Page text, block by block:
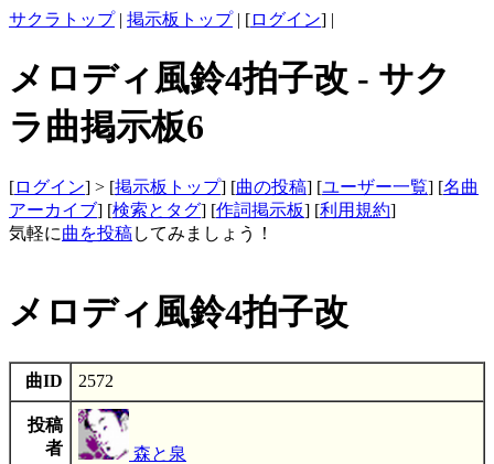
サクラトップ| 掲示板トップ| [ログイン] |
メロディ風鈴4拍子改 - サク
ラ曲掲示板6
[ログイン] > [掲示板トップ] [曲の投稿] [ユーザー一覧] [名曲
アーカイブ] [検索とタグ] [作詞掲示板] [利用規約]
気軽に曲を投稿してみましょう！
メロディ風鈴4拍子改
曲ID 2572
投稿
者
森と泉